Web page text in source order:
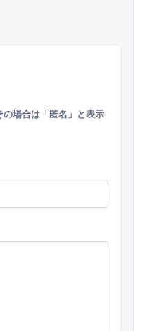
場合は「匿名」と表示